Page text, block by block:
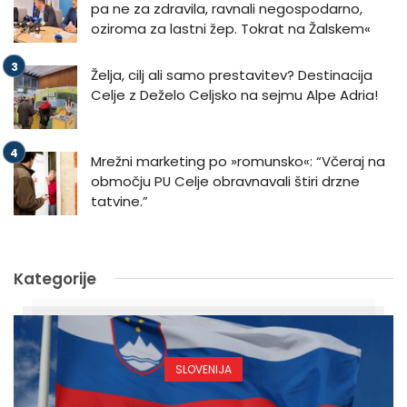
pa ne za zdravila, ravnali negospodarno,
oziroma za lastni žep. Tokrat na Žalskem«
Želja, cilj ali samo prestavitev? Destinacija
Celje z Deželo Celjsko na sejmu Alpe Adria!
Mrežni marketing po »romunsko«: “Včeraj na
območju PU Celje obravnavali štiri drzne
tatvine.”
Kategorije
SLOVENIJA